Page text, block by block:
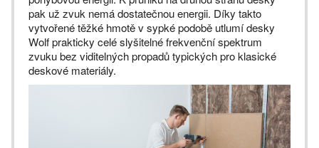
pak už zvuk nemá dostatečnou energii. Díky takto
vytvořené těžké hmotě v sypké podobě utlumí desky
Wolf prakticky celé slyšitelné frekvenční spektrum
zvuku bez viditelných propadů typických pro klasické
deskové materiály.